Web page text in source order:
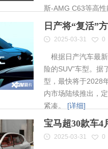
斯-AMG C63等高性
日产将“复活”
2025-03-31 0
根据日产汽车最新
险的SUV”车型。据
型，最快将于2028
内市场陆续推出，
紧凑。 [详细]
宝马超30款车4
2025-03-31 0